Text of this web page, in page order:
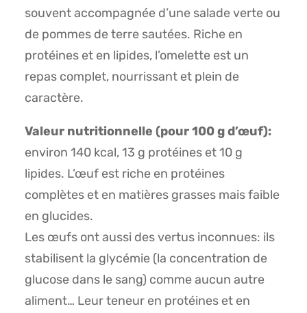
souvent accompagnée d’une salade verte ou
de pommes de terre sautées. Riche en
protéines et en lipides, l’omelette est un
repas complet, nourrissant et plein de
caractère.
Valeur nutritionnelle (pour 100 g d’œuf):
environ 140 kcal, 13 g protéines et 10 g
lipides. L’œuf est riche en protéines
complètes et en matières grasses mais faible
en glucides.
Les œufs ont aussi des vertus inconnues: ils
stabilisent la glycémie (la concentration de
glucose dans le sang) comme aucun autre
aliment… Leur teneur en protéines et en